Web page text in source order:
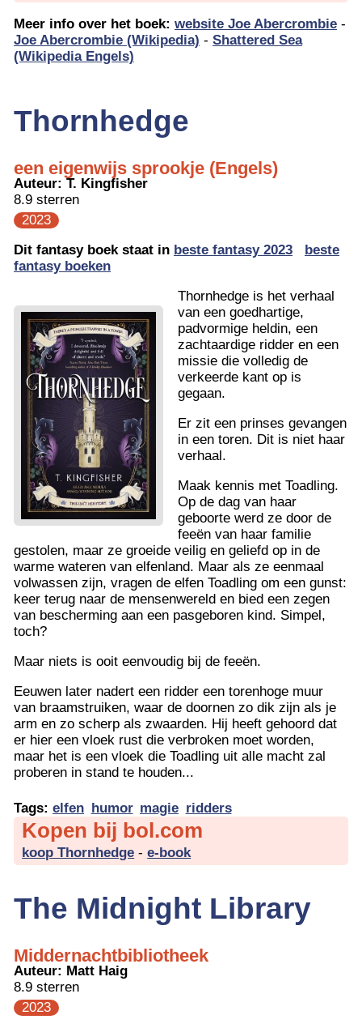
Meer info over het boek: website Joe Abercrombie -
Joe Abercrombie (Wikipedia) - Shattered Sea
(Wikipedia Engels)
Thornhedge
een eigenwijs sprookje (Engels)
Auteur: T. Kingfisher
8.9 sterren
2023
Dit fantasy boek staat in beste fantasy 2023
beste
fantasy boeken
Thornhedge is het verhaal
van een goedhartige,
padvormige heldin, een
zachtaardige ridder en een
missie die volledig de
verkeerde kant op is
gegaan.
Er zit een prinses gevangen
in een toren. Dit is niet haar
verhaal.
Maak kennis met Toadling.
Op de dag van haar
geboorte werd ze door de
feeën van haar familie
gestolen, maar ze groeide veilig en geliefd op in de
warme wateren van elfenland. Maar als ze eenmaal
volwassen zijn, vragen de elfen Toadling om een gunst:
keer terug naar de mensenwereld en bied een zegen
van bescherming aan een pasgeboren kind. Simpel,
toch?
Maar niets is ooit eenvoudig bij de feeën.
Eeuwen later nadert een ridder een torenhoge muur
van braamstruiken, waar de doornen zo dik zijn als je
arm en zo scherp als zwaarden. Hij heeft gehoord dat
er hier een vloek rust die verbroken moet worden,
maar het is een vloek die Toadling uit alle macht zal
proberen in stand te houden...
Tags: elfen humor magie ridders
Kopen bij bol.com
koop Thornhedge -e-book
The Midnight Library
Middernachtbibliotheek
Auteur: Matt Haig
8.9 sterren
2023